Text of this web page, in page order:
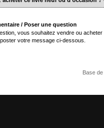
/ Poser une question
vous souhaitez vendre ou
votre message ci-dessous.
Base